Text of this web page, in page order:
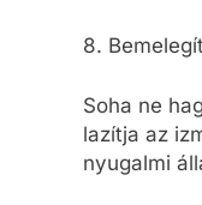
8.
Soha ne
lazítja az
nyugalmi